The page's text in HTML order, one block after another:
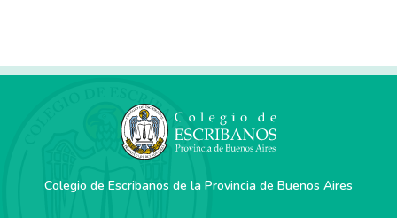
Colegio de Escribanos de la Provincia de Buenos Aires